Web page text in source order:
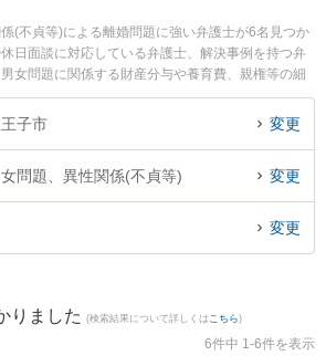
(不貞等)による離婚問題に強い弁護士が6名見つか
日面談に対応している弁護士、解決事例を持つ弁
女問題に関係する財産分与や養育費、親権等の細
でき便利です。特にベリーベスト法律事務所 八王
護士やベリーベスト法律事務所 八王子オフィスの荒
(不貞等)による離婚問題のトラブルを今すぐに弁護
(不貞等)による離婚問題のトラブル解決の実績豊富
』『初回相談無料で異性関係(不貞等)による離婚問
子市 変更
問題、異性関係(不貞等) 変更
変更
りました (検索結果について詳しくは こちら)
6件中 1-6件を表示